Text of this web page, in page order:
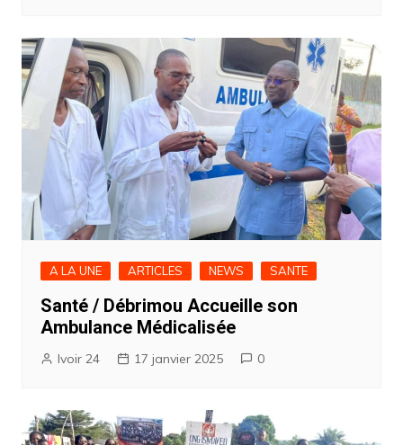
A LA UNE ARTICLES NEWS SANTE
Santé / Débrimou Accueille son
Ambulance Médicalisée
Ivoir 24 17 janvier 2025 0